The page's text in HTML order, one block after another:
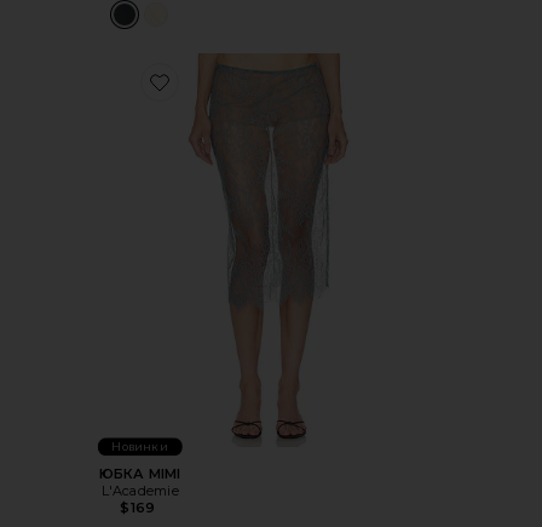
Favorite ЮБКА MIMI
Новинки
ЮБКА MIMI
L'Academie
$169